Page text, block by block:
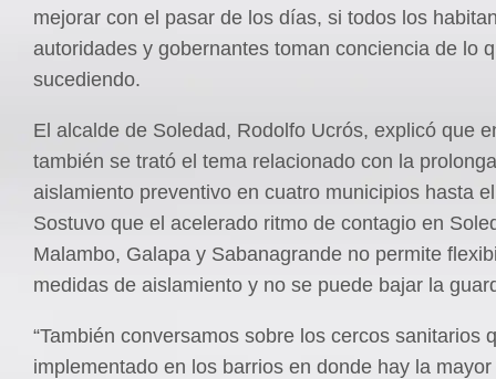
mejorar con el pasar de los días, si todos los
autoridades y gobernantes toman conciencia de lo
sucediendo.
El alcalde de Soledad, Rodolfo Ucrós, explicó que
también se trató el tema relacionado con la
aislamiento preventivo en cuatro municipios hasta
Sostuvo que el acelerado ritmo de contagio en
Malambo, Galapa y Sabanagrande no permite
medidas de aislamiento y no se puede bajar la
“También conversamos sobre los cercos sanitarios
implementado en los barrios en donde hay la